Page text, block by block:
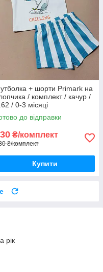
+ шорти Primark на
/ комплект / качур /
/ 0-3 місяці
до відправки
₴/комплект
₴/комплект
Купити
рік